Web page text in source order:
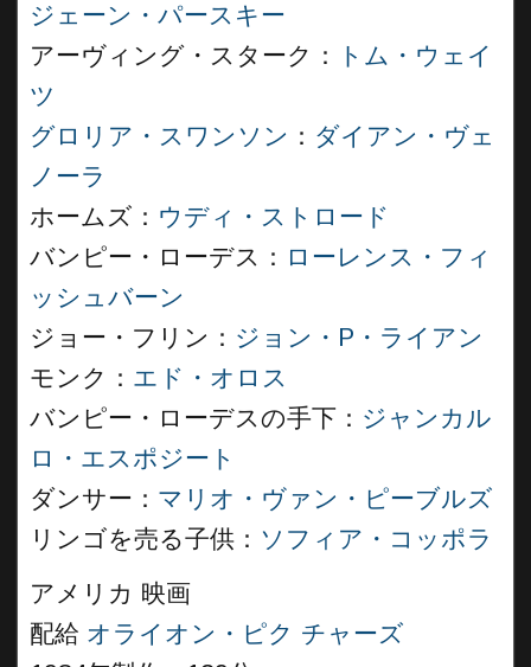
ジェーン・パースキー
アーヴィング・スターク：
トム・ウェイ
ツ
グロリア・スワンソン ： ダイアン・ヴェ
ノーラ
ホームズ： ウディ・ストロード
バンピー・ローデス： ローレンス・フィ
ッシュバーン
ジョー・フリン： ジョン・P・ライアン
モンク： エド・オロス
バンピー・ローデスの手下： ジャンカル
ロ・エスポジート
ダンサー： マリオ・ヴァン・ピーブルズ
リンゴを売る子供： ソフィア・コッポラ
アメリカ 映画
配給 オライオン・ピク チャーズ